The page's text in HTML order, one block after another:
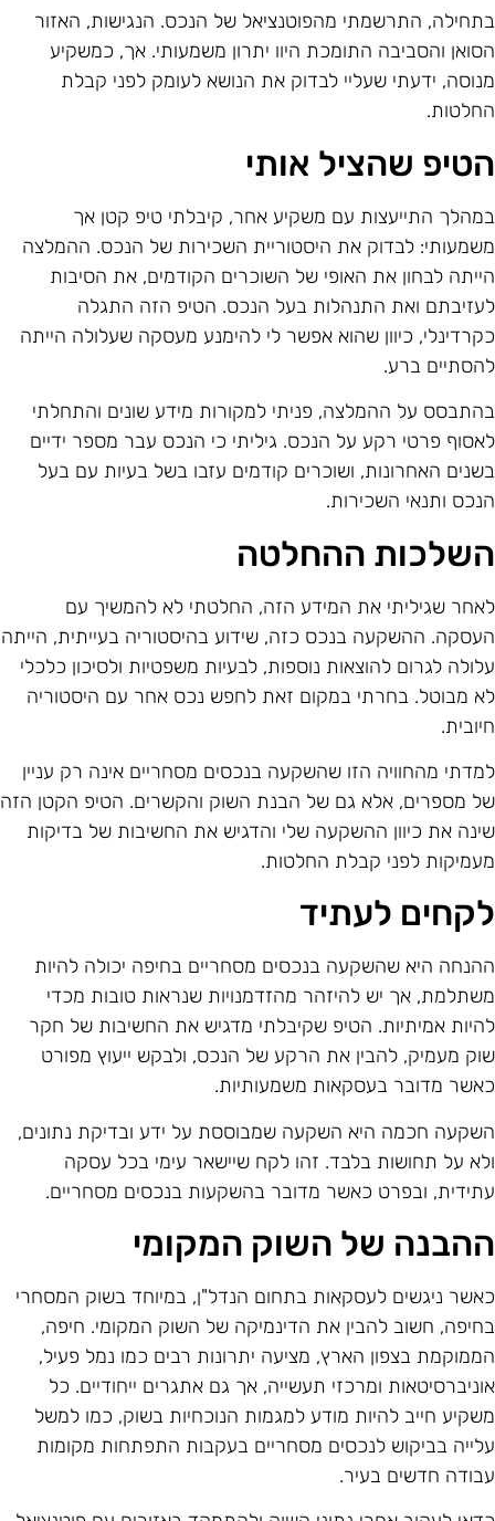
התרשמתי מהפוטנציאל של הנכס. הנגישות, האזור
והסביבה התומכת היוו יתרון משמעותי. אך, כמשקיע
ידעתי שעליי לבדוק את הנושא לעומק לפני קבלת
שהציל אותי
התייעצות עם משקיע אחר, קיבלתי טיפ קטן אך
לבדוק את היסטוריית השכירות של הנכס. ההמלצה
לבחון את האופי של השוכרים הקודמים, את הסיבות
ואת התנהלות בעל הנכס. הטיפ הזה התגלה
כיוון שהוא אפשר לי להימנע מעסקה שעלולה הייתה
ברע.
על ההמלצה, פניתי למקורות מידע שונים והתחלתי
פרטי רקע על הנכס. גיליתי כי הנכס עבר מספר ידיים
האחרונות, ושוכרים קודמים עזבו בשל בעיות עם בעל
ותנאי השכירות.
ההחלטה
שגיליתי את המידע הזה, החלטתי לא להמשיך עם
ההשקעה בנכס כזה, שידוע בהיסטוריה בעייתית, הייתה
לגרום להוצאות נוספות, לבעיות משפטיות ולסיכון כלכלי
מבוטל. בחרתי במקום זאת לחפש נכס אחר עם היסטוריה
מהחוויה הזו שהשקעה בנכסים מסחריים אינה רק עניין
מספרים, אלא גם של הבנת השוק והקשרים. הטיפ הקטן הזה
את כיוון ההשקעה שלי והדגיש את החשיבות של בדיקות
לפני קבלת החלטות.
לעתיד
היא שהשקעה בנכסים מסחריים בחיפה יכולה להיות
אך יש להיזהר מהזדמנויות שנראות טובות מכדי
אמיתיות. הטיפ שקיבלתי מדגיש את החשיבות של חקר
מעמיק, להבין את הרקע של הנכס, ולבקש ייעוץ מפורט
מדובר בעסקאות משמעותיות.
חכמה היא השקעה שמבוססת על ידע ובדיקת נתונים,
על תחושות בלבד. זהו לקח שיישאר עימי בכל עסקה
ובפרט כאשר מדובר בהשקעות בנכסים מסחריים.
של השוק המקומי
ניגשים לעסקאות בתחום הנדל"ן, במיוחד בשוק המסחרי
חשוב להבין את הדינמיקה של השוק המקומי. חיפה,
בצפון הארץ, מציעה יתרונות רבים כמו נמל פעיל,
ומרכזי תעשייה, אך גם אתגרים ייחודיים. כל
חייב להיות מודע למגמות הנוכחיות בשוק, כמו למשל
בביקוש לנכסים מסחריים בעקבות התפתחות מקומות
חדשים בעיר.